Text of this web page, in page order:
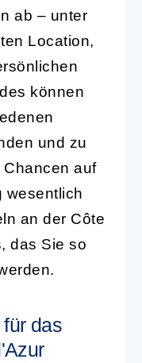
ab – unter
Location,
können
und zu
auf
wesentlich
an der Côte
das Sie so
das